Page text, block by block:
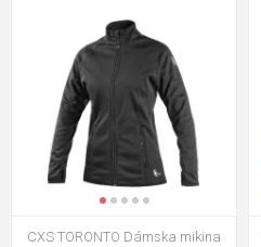
CXS TORONTO Dámska mikina